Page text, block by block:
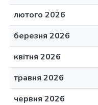
лютого 2026
березня 2026
квітня 2026
травня 2026
червня 2026